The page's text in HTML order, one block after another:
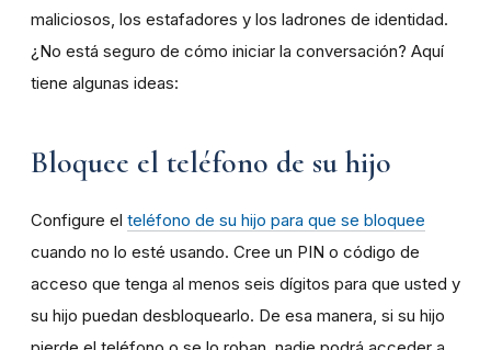
maliciosos, los estafadores y los ladrones de identidad.
¿No está seguro de cómo iniciar la conversación? Aquí
tiene algunas ideas:
Bloquee el teléfono de su hijo
Configure el teléfono de su hijo para que se bloquee
cuando no lo esté usando. Cree un PIN o código de
acceso que tenga al menos seis dígitos para que usted y
su hijo puedan desbloquearlo. De esa manera, si su hijo